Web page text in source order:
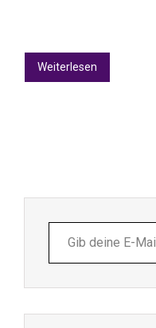
Weiterlesen
deine
E-
ein ...